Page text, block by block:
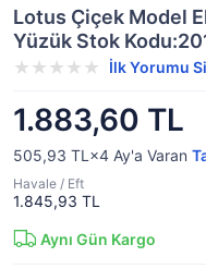
Lotus Çiçek Model
Yüzük Stok
İlk Yorumu
1.883,60 TL
505,93 TL×4 Ay'a Varan
Havale / Eft
1.845,93 TL
Aynı Gün Kargo